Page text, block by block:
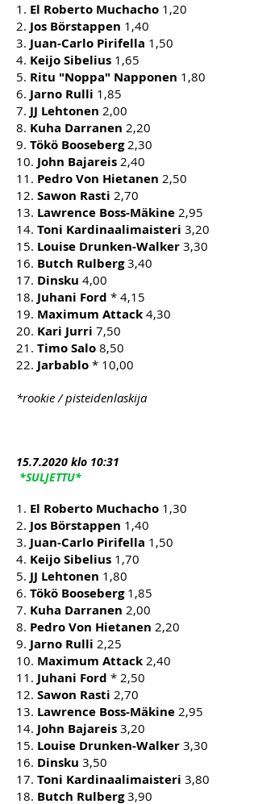
1. El Roberto Muchacho 1,20
2. Jos Börstappen 1,40
3. Juan-Carlo Pirifella 1,50
4. Keijo Sibelius 1,65
5. Ritu "Noppa" Napponen 1,80
6. Jarno Rulli 1,85
7. JJ Lehtonen 2,00
8. Kuha Darranen 2,20
9. Tökö Booseberg2,30
10. John Bajareis 2,40
11. Pedro Von Hietanen 2,50
12. Sawon Rasti 2,70
13. Lawrence Boss-Mäkine 2,95
14. Toni Kardinaalimaisteri 3,20
15. Louise Drunken-Walker 3,30
16. Butch Rulberg3,40
17. Dinsku 4,00
18. Juhani Ford * 4,15
19. Maximum Attack 4,30
20. Kari Jurri 7,50
21. Timo Salo 8,50
22. Jarbablo * 10,00
*rookie / pisteidenlaskija
15.7.2020 klo 10:31
*SULJETTU*
1. El Roberto Muchacho 1,30
2. Jos Börstappen 1,40
3. Juan-Carlo Pirifella 1,50
4. Keijo Sibelius 1,70
5. JJ Lehtonen 1,80
6. Tökö Booseberg1,85
7. Kuha Darranen 2,00
8. Pedro Von Hietanen 2,20
9. Jarno Rulli 2,25
10. Maximum Attack 2,40
11. Juhani Ford * 2,50
12. Sawon Rasti 2,70
13. Lawrence Boss-Mäkine 2,95
14. John Bajareis 3,20
15. Louise Drunken-Walker 3,30
16. Dinsku 3,50
17. Toni Kardinaalimaisteri 3,80
18. Butch Rulberg3,90